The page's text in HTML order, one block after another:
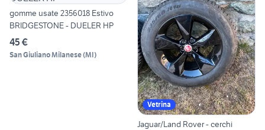
gomme usate 2356018 Estivo
BRIDGESTONE - DUELER HP
45 €
San Giuliano Milanese(MI)
Vetrina
Jaguar/Land Rover - cerchi